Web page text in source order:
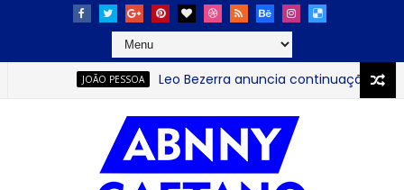
JOÃO PESSOA Leo Bezerra anuncia continuação da Festa